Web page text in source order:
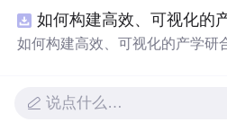
原创与授权声明。运行时零第三
或开源项目源码、Logo、官方截
他受限素材。
复现合成示例、离线 HTML/
真实运行效果图、README、运
日志或其他受限素材。
如何构建高效、可视化的
如何构建高效、可视化的产学研
说点什么…